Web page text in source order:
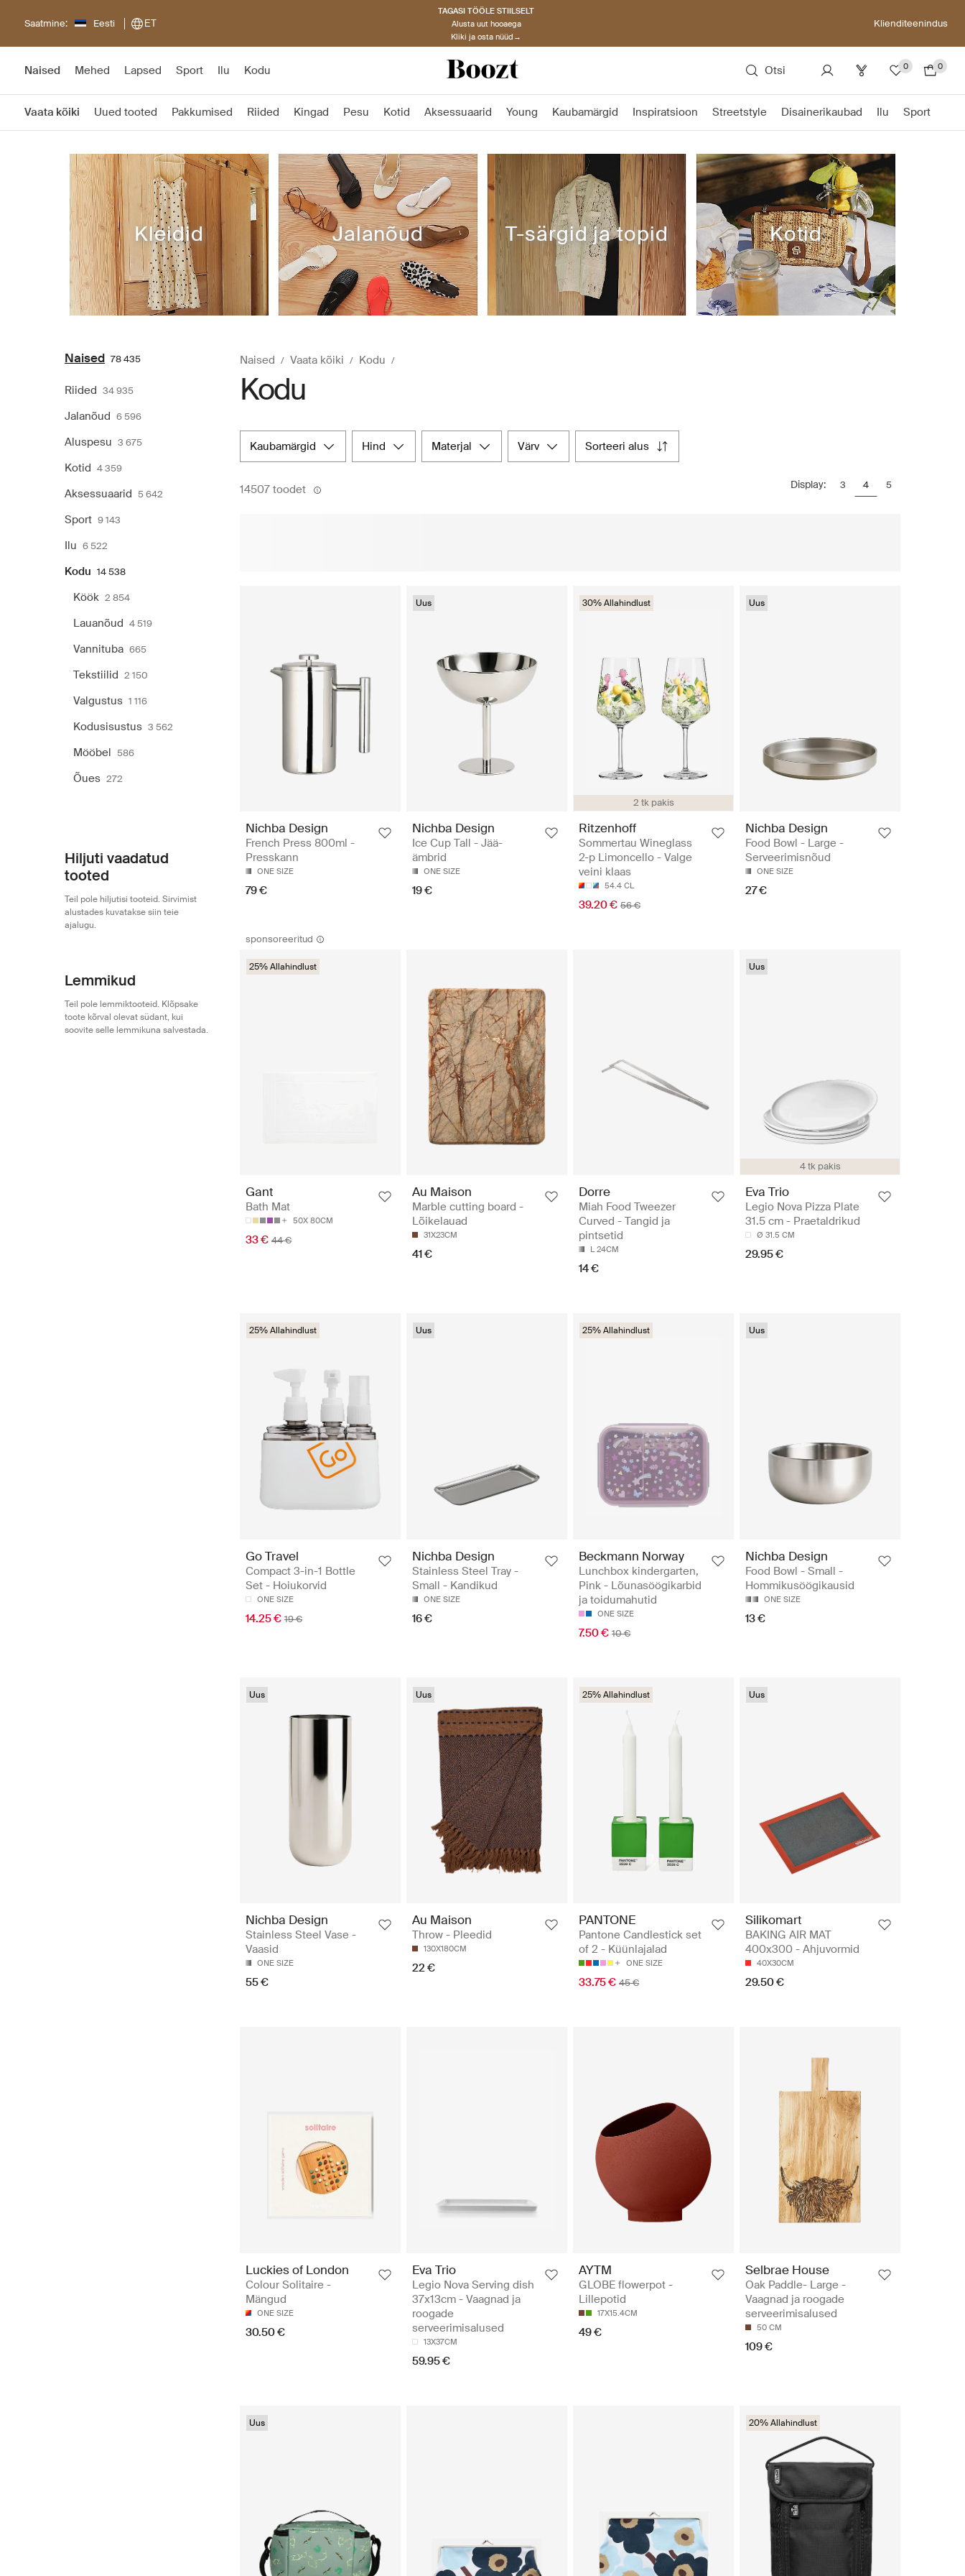
Saatmine: Eesti ET
TAGASI TÖÖLE STIILSELT
Alusta uut hooaega
Kliki ja osta nüüd→
Klienditeenindus
Naised Mehed Lapsed Sport Ilu Kodu Otsi 0 0
Vaata kõiki Uued tooted Pakkumised Riided Kingad Pesu Kotid Aksessuaarid Young Kaubamärgid Inspiratsioon Streetstyle Disainerikaubad Ilu Sport
Kleidid Jalanõud T-särgid ja topid Kotid
Naised 78 435
Riided 34 935
Jalanõud 6 596
Aluspesu 3 675
Kotid 4 359
Aksessuaarid 5 642
Sport 9 143
Ilu 6 522
Kodu 14 538
Köök 2 854
Lauanõud 4 519
Vannituba 665
Tekstiilid 2 150
Valgustus 1 116
Kodusisustus 3 562
Mööbel 586
Õues 272
Hiljuti vaadatud
tooted
Teil pole hiljutisi tooteid. Sirvimist
alustades kuvatakse siin teie
ajalugu.
Lemmikud
Teil pole lemmiktooteid. Klõpsake
toote kõrval olevat südant, kui
soovite selle lemmikuna salvestada.
Naised Vaata kõiki Kodu
Kodu
kaubamärgid hind materjal värv sorteeri alus
14507 toodet Display: 3 4 5
Nichba Design
French Press 800ml -
Presskann
ONE SIZE
79 €
Uus
Nichba Design
Ice Cup Tall - Jää-
ämbrid
ONE SIZE
19 €
2 tk pakis
30% Allahindlust
Ritzenhoff
Sommertau Wineglass
2-p Limoncello - Valge
veini klaas
54.4 CL
39.20 € 56 €
Uus
Nichba Design
Food Bowl - Large -
Serveerimisnõud
ONE SIZE
27 €
sponsoreeritud
25% Allahindlust
Gant
Bath Mat
50X 80CM
33 € 44 €
Au Maison
Marble cutting board -
Lõikelauad
31X23CM
41 €
Dorre
Miah Food Tweezer
Curved - Tangid ja
pintsetid
L 24CM
14 €
4 tk pakis
Uus
Eva Trio
Legio Nova Pizza Plate
31.5 cm - Praetaldrikud
Ø 31.5 CM
29.95 €
25% Allahindlust
Go Travel
Compact 3-in-1 Bottle
Set - Hoiukorvid
ONE SIZE
14.25 € 19 €
Uus
Nichba Design
Stainless Steel Tray -
Small - Kandikud
ONE SIZE
16 €
25% Allahindlust
Beckmann Norway
Lunchbox kindergarten,
Pink - Lõunasöögikarbid
ja toidumahutid
ONE SIZE
7.50 € 10 €
Uus
Nichba Design
Food Bowl - Small -
Hommikusöögikausid
ONE SIZE
13 €
Uus
Nichba Design
Stainless Steel Vase -
Vaasid
ONE SIZE
55 €
Uus
Au Maison
Throw - Pleedid
130X180CM
22 €
25% Allahindlust
PANTONE
Pantone Candlestick set
of 2 - Küünlajalad
ONE SIZE
33.75 € 45 €
Uus
Silikomart
BAKING AIR MAT
400x300 - Ahjuvormid
40X30CM
29.50 €
Luckies of London
Colour Solitaire -
Mängud
ONE SIZE
30.50 €
Eva Trio
Legio Nova Serving dish
37x13cm - Vaagnad ja
roogade
serveerimisalused
13X37CM
59.95 €
AYTM
GLOBE flowerpot -
Lillepotid
17X15.4CM
49 €
Selbrae House
Oak Paddle- Large -
Vaagnad ja roogade
serveerimisalused
50 CM
109 €
Uus 20% Allahindlust